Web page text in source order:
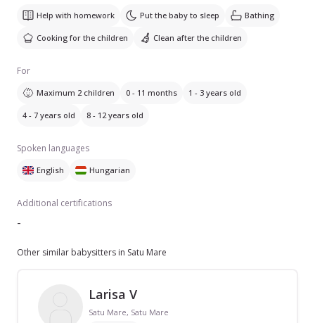
Help with homework Put the baby to sleep Bathing
Cooking for the children Clean after the children
For
Maximum 2 children 0 - 11 months 1 - 3 years old
4 - 7 years old 8 - 12 years old
Spoken languages
English Hungarian
Additional certifications
-
Other similar babysitters in Satu Mare
Larisa V
Satu Mare, Satu Mare